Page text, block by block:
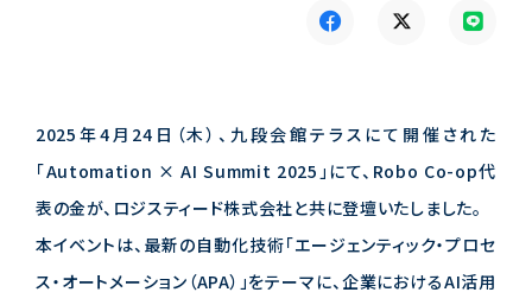
2025年4月24日（木）、九段会館テラスにて開催された
「Automation × AI Summit 2025」にて、Robo Co-op代
表の金が、ロジスティード株式会社と共に登壇いたしました。
本イベントは、最新の自動化技術「エージェンティック・プロセ
ス・オートメーション（APA）」をテーマに、企業におけるAI活用